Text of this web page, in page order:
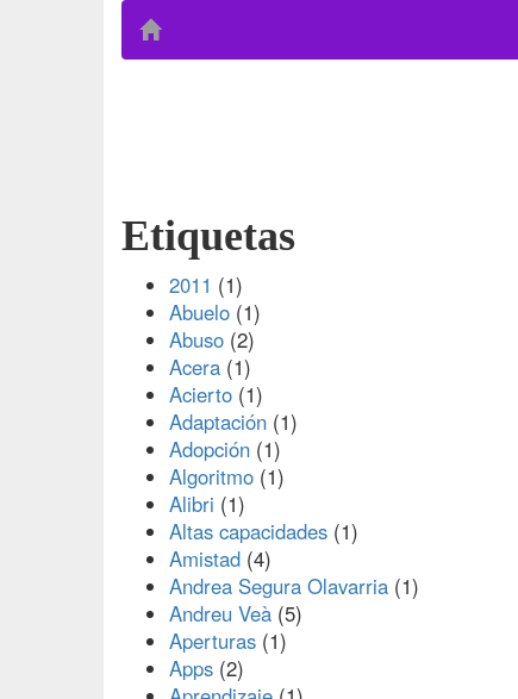
Etiquetas
2011 (1)
Abuelo (1)
Abuso (2)
Acera (1)
Acierto (1)
Adaptación (1)
Adopción (1)
Algoritmo (1)
Alibri (1)
Altas capacidades (1)
Amistad (4)
Andrea Segura Olavarria (1)
Andreu Veà (5)
Aperturas (1)
Apps (2)